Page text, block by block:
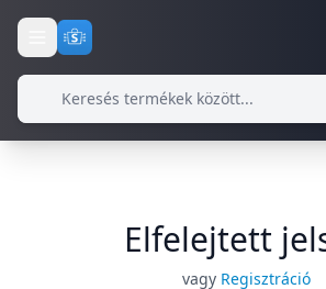
Elfelejtett
vagy Regisztráció